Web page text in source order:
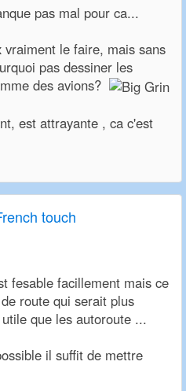
pas mal pour ca...
le faire, mais sans
pas dessiner les
des avions?
est attrayante , ca c'est
touch
fesable facillement mais ce
route qui serait plus
que les autoroute ...
il suffit de mettre